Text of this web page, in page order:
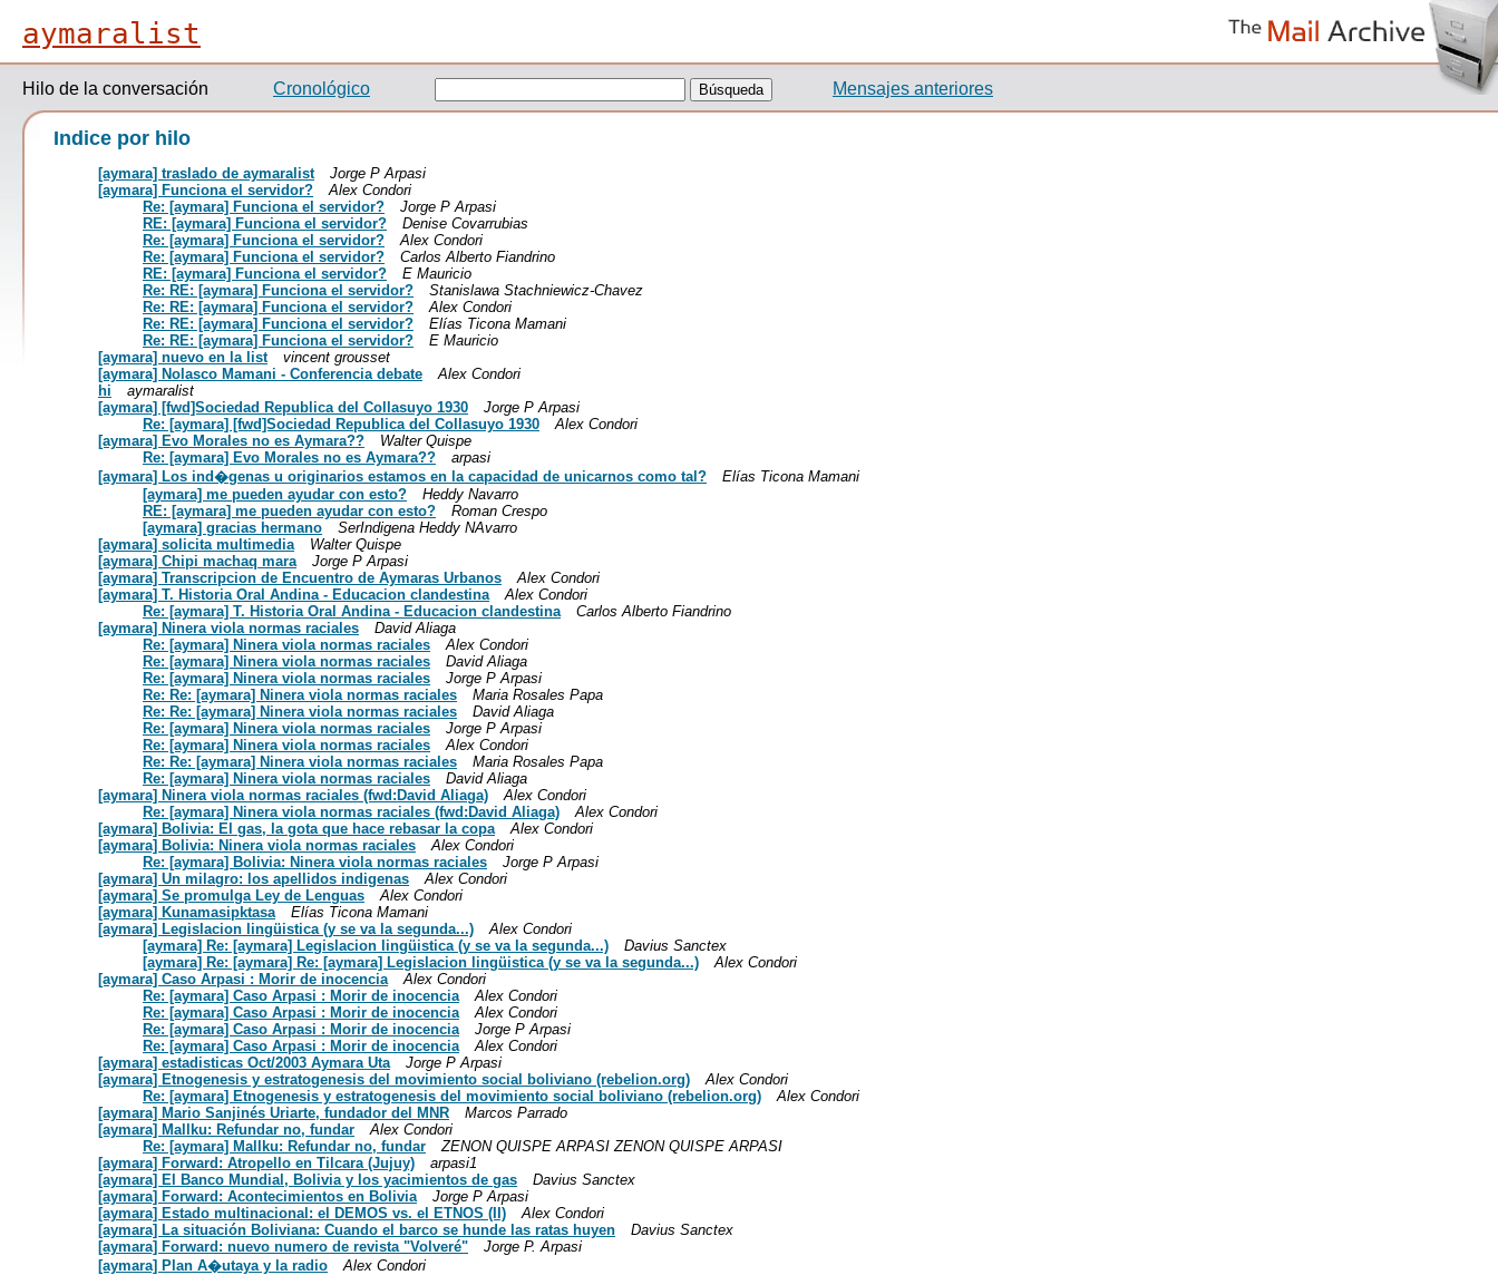
aymaralist
Hilo de la conversación Cronológico Mensajes anteriores
Indice por hilo
[aymara] traslado de aymaralist
Jorge P Arpasi
[aymara] Funciona el servidor?
Alex Condori
Re: [aymara] Funciona el servidor?
Jorge P Arpasi
RE: [aymara] Funciona el servidor?
Denise Covarrubias
Re: [aymara] Funciona el servidor?
Alex Condori
Re: [aymara] Funciona el servidor?
Carlos Alberto Fiandrino
RE: [aymara] Funciona el servidor?
E Mauricio
Re: RE: [aymara] Funciona el servidor?
Stanislawa Stachniewicz-Chavez
Re: RE: [aymara] Funciona el servidor?
Alex Condori
Re: RE: [aymara] Funciona el servidor?
Elías Ticona Mamani
Re: RE: [aymara] Funciona el servidor?
E Mauricio
[aymara] nuevo en la list
vincent grousset
[aymara] Nolasco Mamani - Conferencia debate
Alex Condori
hi
aymaralist
[aymara] [fwd]Sociedad Republica del Collasuyo 1930
Jorge P Arpasi
Re: [aymara] [fwd]Sociedad Republica del Collasuyo 1930
Alex Condori
[aymara] Evo Morales no es Aymara??
Walter Quispe
Re: [aymara] Evo Morales no es Aymara??
arpasi
[aymara] Los ind�genas u originarios estamos en la capacidad de unicarnos como tal?
Elías Ticona Mamani
[aymara] me pueden ayudar con esto?
Heddy Navarro
RE: [aymara] me pueden ayudar con esto?
Roman Crespo
[aymara] gracias hermano
SerIndigena Heddy NAvarro
[aymara] solicita multimedia
Walter Quispe
[aymara] Chipi machaq mara
Jorge P Arpasi
[aymara] Transcripcion de Encuentro de Aymaras Urbanos
Alex Condori
[aymara] T. Historia Oral Andina - Educacion clandestina
Alex Condori
Re: [aymara] T. Historia Oral Andina - Educacion clandestina
Carlos Alberto Fiandrino
[aymara] Ninera viola normas raciales
David Aliaga
Re: [aymara] Ninera viola normas raciales
Alex Condori
Re: [aymara] Ninera viola normas raciales
David Aliaga
Re: [aymara] Ninera viola normas raciales
Jorge P Arpasi
Re: Re: [aymara] Ninera viola normas raciales
Maria Rosales Papa
Re: Re: [aymara] Ninera viola normas raciales
David Aliaga
Re: [aymara] Ninera viola normas raciales
Jorge P Arpasi
Re: [aymara] Ninera viola normas raciales
Alex Condori
Re: Re: [aymara] Ninera viola normas raciales
Maria Rosales Papa
Re: [aymara] Ninera viola normas raciales
David Aliaga
[aymara] Ninera viola normas raciales (fwd:David Aliaga)
Alex Condori
Re: [aymara] Ninera viola normas raciales (fwd:David Aliaga)
Alex Condori
[aymara] Bolivia: El gas, la gota que hace rebasar la copa
Alex Condori
[aymara] Bolivia: Ninera viola normas raciales
Alex Condori
Re: [aymara] Bolivia: Ninera viola normas raciales
Jorge P Arpasi
[aymara] Un milagro: los apellidos indigenas
Alex Condori
[aymara] Se promulga Ley de Lenguas
Alex Condori
[aymara] Kunamasipktasa
Elías Ticona Mamani
[aymara] Legislacion lingüistica (y se va la segunda...)
Alex Condori
[aymara] Re: [aymara] Legislacion lingüistica (y se va la segunda...)
Davius Sanctex
[aymara] Re: [aymara] Re: [aymara] Legislacion lingüistica (y se va la segunda...)
Alex Condori
[aymara] Caso Arpasi : Morir de inocencia
Alex Condori
Re: [aymara] Caso Arpasi : Morir de inocencia
Alex Condori
Re: [aymara] Caso Arpasi : Morir de inocencia
Alex Condori
Re: [aymara] Caso Arpasi : Morir de inocencia
Jorge P Arpasi
Re: [aymara] Caso Arpasi : Morir de inocencia
Alex Condori
[aymara] estadisticas Oct/2003 Aymara Uta
Jorge P Arpasi
[aymara] Etnogenesis y estratogenesis del movimiento social boliviano (rebelion.org)
Alex Condori
Re: [aymara] Etnogenesis y estratogenesis del movimiento social boliviano (rebelion.org)
Alex Condori
[aymara] Mario Sanjinés Uriarte, fundador del MNR
Marcos Parrado
[aymara] Mallku: Refundar no, fundar
Alex Condori
Re: [aymara] Mallku: Refundar no, fundar
ZENON QUISPE ARPASI ZENON QUISPE ARPASI
[aymara] Forward: Atropello en Tilcara (Jujuy)
arpasi1
[aymara] El Banco Mundial, Bolivia y los yacimientos de gas
Davius Sanctex
[aymara] Forward: Acontecimientos en Bolivia
Jorge P Arpasi
[aymara] Estado multinacional: el DEMOS vs. el ETNOS (II)
Alex Condori
[aymara] La situación Boliviana: Cuando el barco se hunde las ratas huyen
Davius Sanctex
[aymara] Forward: nuevo numero de revista "Volveré"
Jorge P. Arpasi
[aymara] Plan A�utaya y la radio
Alex Condori